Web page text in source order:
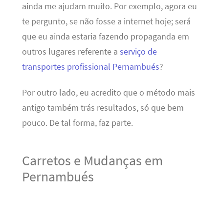
ainda me ajudam muito. Por exemplo, agora eu
te pergunto, se não fosse a internet hoje; será
que eu ainda estaria fazendo propaganda em
outros lugares referente a serviço de
transportes profissional Pernambués?
Por outro lado, eu acredito que o método mais
antigo também trás resultados, só que bem
pouco. De tal forma, faz parte.
Carretos e Mudanças em
Pernambués